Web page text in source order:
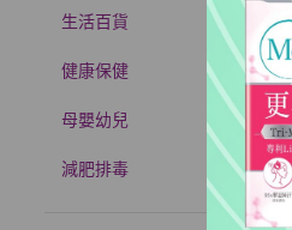
生活百貨
健康保健
母嬰幼兒
減肥排毒